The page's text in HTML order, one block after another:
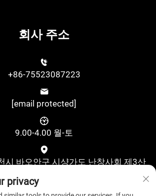
회사 주소
+86-75523087223
[email protected]
9.00-4.00 월-토
시 바오안구 시샹가도 난창사회 제3산
privacy